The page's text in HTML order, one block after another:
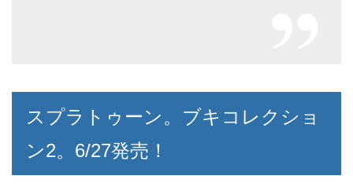
スプラトゥーン。ブキコレクショ
ン2。6/27発売！